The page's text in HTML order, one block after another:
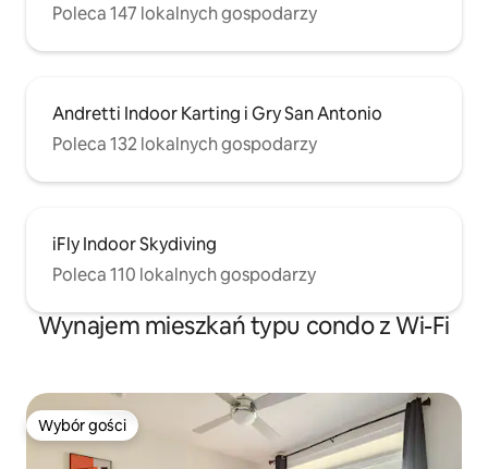
Poleca 147 lokalnych gospodarzy
Andretti Indoor Karting i Gry San Antonio
Poleca 132 lokalnych gospodarzy
iFly Indoor Skydiving
Poleca 110 lokalnych gospodarzy
Wynajem mieszkań typu condo z Wi-Fi
Wybór gości
Wybór gości